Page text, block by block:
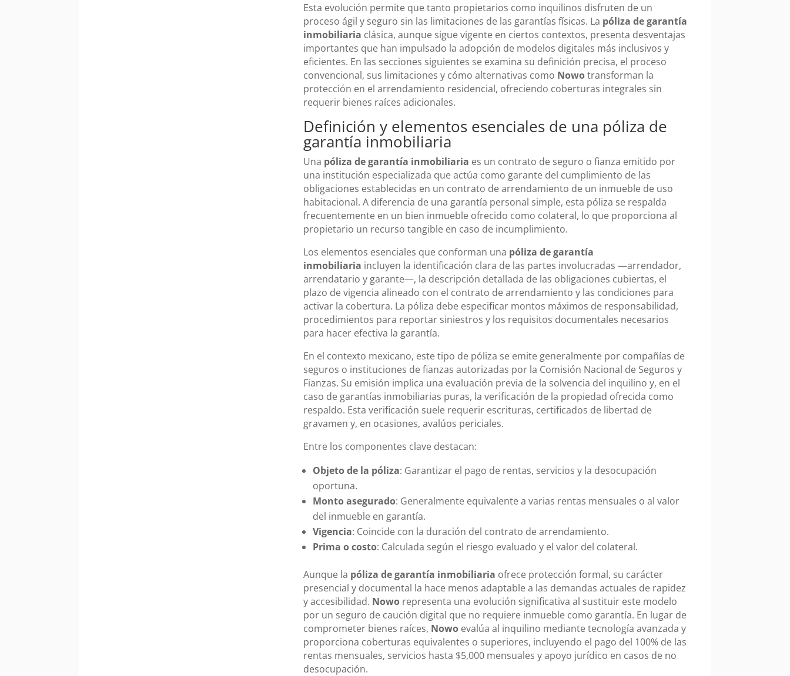
Esta evolución permite que tanto propietarios como inquilinos disfruten de un
proceso ágil y seguro sin las limitaciones de las garantías físicas. La póliza de garantía
inmobiliaria clásica, aunque sigue vigente en ciertos contextos, presenta desventajas
importantes que han impulsado la adopción de modelos digitales más inclusivos y
eficientes. En las secciones siguientes se examina su definición precisa, el proceso
convencional, sus limitaciones y cómo alternativas como Nowotransforman la
protección en el arrendamiento residencial, ofreciendo coberturas integrales sin
requerir bienes raíces adicionales.
Definición y elementos esenciales de una póliza de
garantía inmobiliaria
Una póliza de garantía inmobiliaria es un contrato de seguro o fianza emitido por
una institución especializada que actúa como garante del cumplimiento de las
obligaciones establecidas en un contrato de arrendamiento de un inmueble de uso
habitacional. A diferencia de una garantía personal simple, esta póliza se respalda
frecuentemente en un bien inmueble ofrecido como colateral, lo que proporciona al
propietario un recurso tangible en caso de incumplimiento.
Los elementos esenciales que conforman una póliza de garantía
inmobiliaria incluyen la identificación clara de las partes involucradas —arrendador,
arrendatario y garante—, la descripción detallada de las obligaciones cubiertas, el
plazo de vigencia alineado con el contrato de arrendamiento y las condiciones para
activar la cobertura. La póliza debe especificar montos máximos de responsabilidad,
procedimientos para reportar siniestros y los requisitos documentales necesarios
para hacer efectiva la garantía.
En el contexto mexicano, este tipo de póliza se emite generalmente por compañías de
seguros o instituciones de fianzas autorizadas por la Comisión Nacional de Seguros y
Fianzas. Su emisión implica una evaluación previa de la solvencia del inquilino y, en el
caso de garantías inmobiliarias puras, la verificación de la propiedad ofrecida como
respaldo. Esta verificación suele requerir escrituras, certificados de libertad de
gravamen y, en ocasiones, avalúos periciales.
Entre los componentes clave destacan:
Objeto de la póliza: Garantizar el pago de rentas, servicios y la desocupación
oportuna.
Monto asegurado: Generalmente equivalente a varias rentas mensuales o al valor
del inmueble en garantía.
Vigencia: Coincide con la duración del contrato de arrendamiento.
Prima o costo: Calculada según el riesgo evaluado y el valor del colateral.
Aunque la póliza de garantía inmobiliaria ofrece protección formal, su carácter
presencial y documental la hace menos adaptable a las demandas actuales de rapidez
y accesibilidad. Nowo representa una evolución significativa al sustituir este modelo
por un seguro de caución digital que no requiere inmueble como garantía. En lugar de
comprometer bienes raíces, Nowo evalúa al inquilino mediante tecnología avanzada y
proporciona coberturas equivalentes o superiores, incluyendo el pago del 100% de las
rentas mensuales, servicios hasta $5,000 mensuales y apoyo jurídico en casos de no
desocupación.